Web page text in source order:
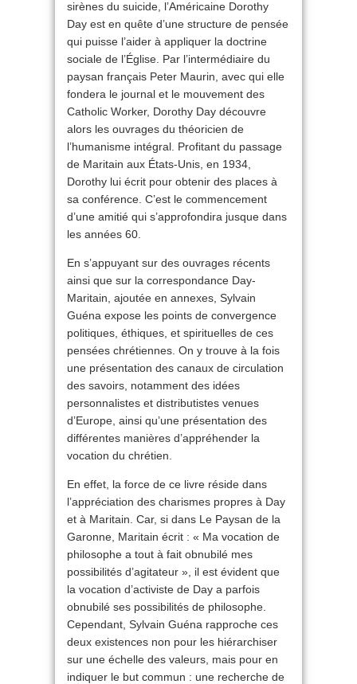
sirènes du suicide, l’Américaine Dorothy
Day est en quête d’une structure de pensée
qui puisse l’aider à appliquer la doctrine
sociale de l’Église. Par l’intermédiaire du
paysan français Peter Maurin, avec qui elle
fondera le journal et le mouvement des
Catholic Worker, Dorothy Day découvre
alors les ouvrages du théoricien de
l’humanisme intégral. Profitant du passage
de Maritain aux États-Unis, en 1934,
Dorothy lui écrit pour obtenir des places à
sa conférence. C’est le commencement
d’une amitié qui s’approfondira jusque dans
les années 60.
En s’appuyant sur des ouvrages récents
ainsi que sur la correspondance Day-
Maritain, ajoutée en annexes, Sylvain
Guéna expose les points de convergence
politiques, éthiques, et spirituelles de ces
pensées chrétiennes. On y trouve à la fois
une présentation des canaux de circulation
des savoirs, notamment des idées
personnalistes et distributistes venues
d’Europe, ainsi qu’une présentation des
différentes manières d’appréhender la
vocation du chrétien.
En effet, la force de ce livre réside dans
l’appréciation des charismes propres à Day
et à Maritain. Car, si dans Le Paysan de la
Garonne, Maritain écrit : « Ma vocation de
philosophe a tout à fait obnubilé mes
possibilités d’agitateur », il est évident que
la vocation d’activiste de Day a parfois
obnubilé ses possibilités de philosophe.
Cependant, Sylvain Guéna rapproche ces
deux existences non pour les hiérarchiser
sur une échelle des valeurs, mais pour en
indiquer le but commun : une recherche de